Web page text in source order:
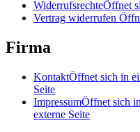
WiderrufsrechteÖffnet
Vertrag widerrufen
Firma
KontaktÖffnet sich in
Seite
ImpressumÖffnet sich
externe Seite